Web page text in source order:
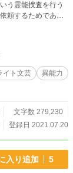
う霊能捜査を行う
頼するためであ
ある広斗と共に、
イト文芸
異能力
文字数 279,230
登録日 2021.07.20
入り追加 5